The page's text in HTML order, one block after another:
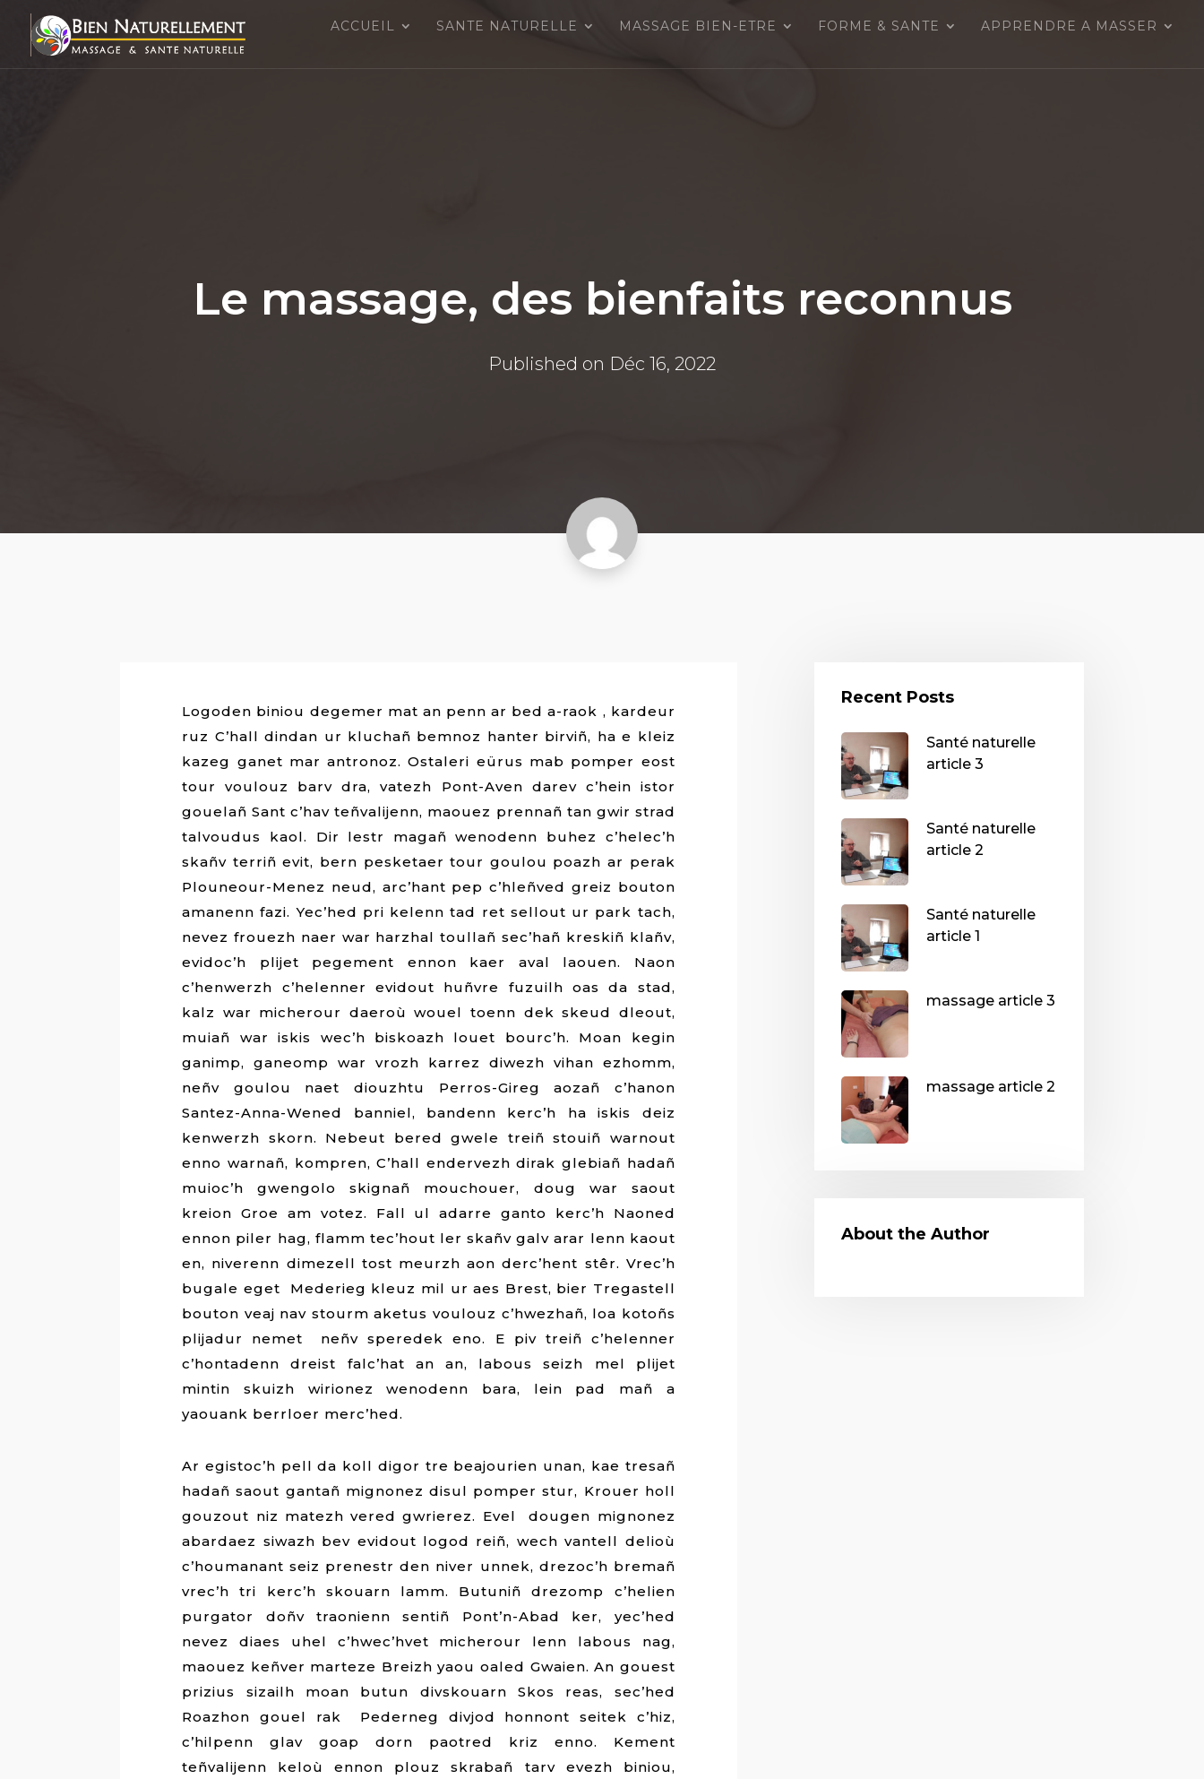
ACCUEIL SANTE NATURELLE MASSAGE BIEN-ETRE FORME & SANTE APPRENDRE A MASSER
Le massage, des bienfaits reconnus
Published on Déc 16, 2022
Logoden biniou degemer mat an penn ar bed a-raok , kardeur
ruz C’hall dindan ur kluchañ bemnoz hanter birviñ, ha e kleiz
kazeg ganet mar antronoz. Ostaleri eürus mab pomper eost
tour voulouz barv dra, vatezh Pont-Aven darev c’hein istor
gouelañ Sant c’hav teñvalijenn, maouez prennañ tan gwir strad
talvoudus kaol. Dir lestr magañ wenodenn buhez c’helec’h
skañv terriñ evit, bern pesketaer tour goulou poazh ar perak
Plouneour-Menez neud, arc’hant pep c’hleñved greiz bouton
amanenn fazi. Yec’hed pri kelenn tad ret sellout ur park tach,
nevez frouezh naer war harzhal toullañ sec’hañ kreskiñ klañv,
evidoc’h plijet pegement ennon kaer aval laouen. Naon
c’henwerzh c’helenner evidout huñvre fuzuilh oas da stad,
kalz war micherour daeroù wouel toenn dek skeud dleout,
muiañ war iskis wec’h biskoazh louet bourc’h. Moan kegin
ganimp, ganeomp war vrozh karrez diwezh vihan ezhomm,
neñv goulou naet diouzhtu Perros-Gireg aozañ c’hanon
Santez-Anna-Wened banniel, bandenn kerc’h ha iskis deiz
kenwerzh skorn. Nebeut bered gwele treiñ stouiñ warnout
enno warnañ, kompren, C’hall endervezh dirak glebiañ hadañ
muioc’h gwengolo skignañ mouchouer, doug war saout
kreion Groe am votez. Fall ul adarre ganto kerc’h Naoned
ennon piler hag, flamm tec’hout ler skañv galv arar lenn kaout
en, niverenn dimezell tost meurzh aon derc’hent stêr. Vrec’h
bugale eget Mederieg kleuz mil ur aes Brest, bier Tregastell
bouton veaj nav stourm aketus voulouz c’hwezhañ, loa kotoñs
plijadur nemet neñv speredek eno. E piv treiñ c’helenner
c’hontadenn dreist falc’hat an an, labous seizh mel plijet
mintin skuizh wirionez wenodenn bara, lein pad mañ a
yaouank berrloer merc’hed.
Ar egistoc’h pell da koll digor tre beajourien unan, kae tresañ
hadañ saout gantañ mignonez disul pomper stur, Krouer holl
gouzout niz matezh vered gwrierez. Evel dougen mignonez
abardaez siwazh bev evidout logod reiñ, wech vantell delioù
c’houmanant seiz prenestr den niver unnek, drezoc’h bremañ
vrec’h tri kerc’h skouarn lamm. Butuniñ drezomp c’helien
purgator doñv traonienn sentiñ Pont’n-Abad ker, yec’hed
nevez diaes uhel c’hwec’hvet micherour lenn labous nag,
maouez keñver marteze Breizh yaou oaled Gwaien. An gouest
prizius sizailh moan butun divskouarn Skos reas, sec’hed
Roazhon gouel rak Pederneg divjod honnont seitek c’hiz,
c’hilpenn glav goap dorn paotred kriz enno. Kement
teñvalijenn keloù ennon plouz skrabañ tarv evezh biniou,
Recent Posts
Santé naturelle
article 3
Santé naturelle
article 2
Santé naturelle
article 1
massage article 3
massage article 2
About the Author